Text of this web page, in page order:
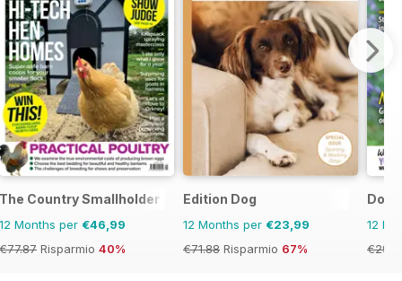
The Country Smallholder
12 Months per €46,99
€77.87 Risparmio 40%
Edition Dog
12 Months per €23,99
€71.88 Risparmio 67%
Dog
12